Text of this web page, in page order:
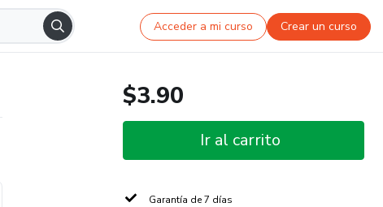
Acceder a mi curso Crear un curso
$3.90
Ir al carrito
Garantía de 7 días